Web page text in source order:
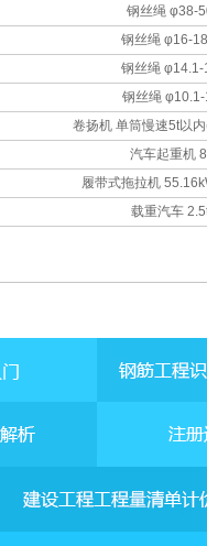
钢丝绳 φ38-
钢丝绳 φ16-
钢丝绳 φ14.1-
钢丝绳 φ10.1-
卷扬机 单筒慢速5t以
汽车起重机
履带式拖拉机
载重汽车